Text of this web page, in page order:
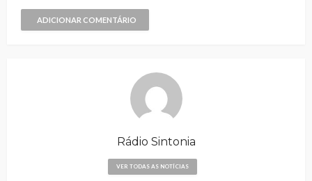
ADICIONAR COMENTÁRIO
Rádio Sintonia
VER TODAS AS NOTÍCIAS